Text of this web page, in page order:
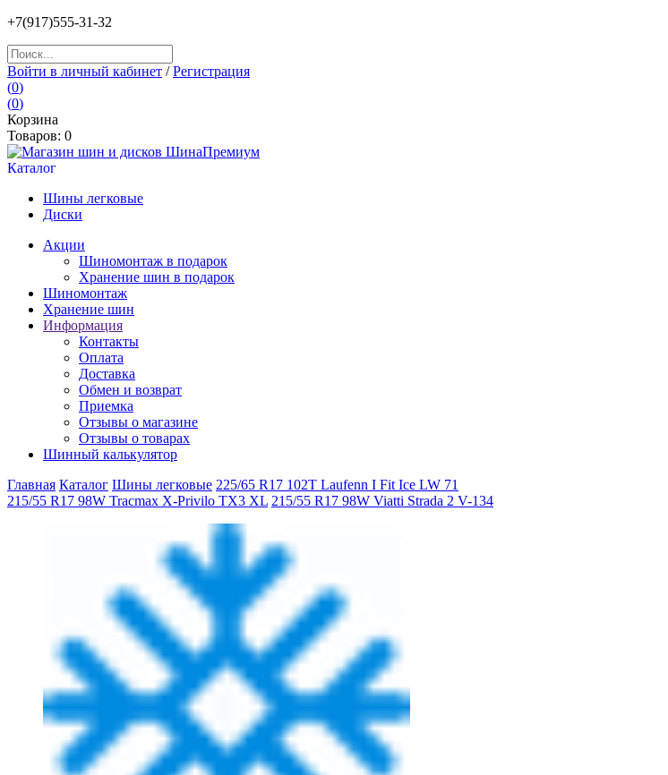
+7(917)555-31-32
Войти в личный кабинет /Регистрация
(0)
(0)
Корзина
Товаров: 0
Каталог
Шины легковые
Диски
Акции
Шиномонтаж в подарок
Хранение шин в подарок
Шиномонтаж
Хранение шин
Информация
Контакты
Оплата
Доставка
Обмен и возврат
Приемка
Отзывы о магазине
Отзывы о товарах
Шинный калькулятор
Главная Каталог Шины легковые 225/65 R17 102T Laufenn I Fit Ice LW 71
215/55 R17 98W Tracmax X-Privilo TX3 XL 215/55 R17 98W Viatti Strada 2 V-134